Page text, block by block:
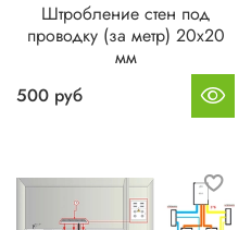
Штробление стен под
проводку (за метр) 20х20
мм
500 руб